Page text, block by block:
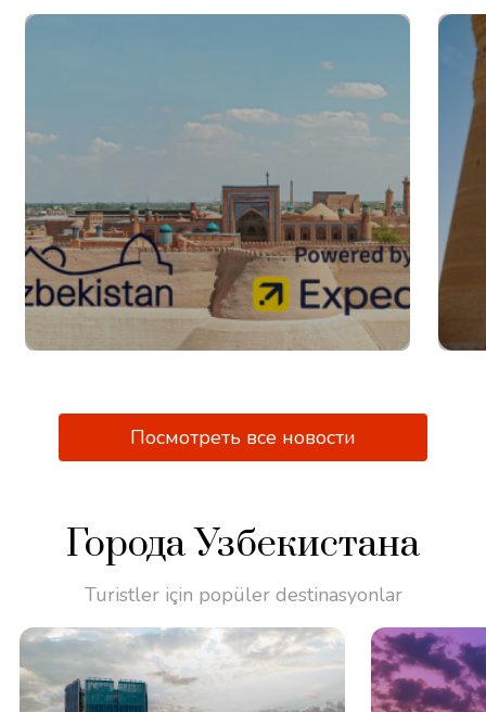
Посмотреть все новости
Города Узбекистана
Turistler için popüler destinasyonlar